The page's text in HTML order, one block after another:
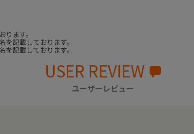
ます。
記載しております。
記載しております。
USER REVIEW
ユーザーレビュー